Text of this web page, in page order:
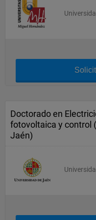
Doctorado en
fotovoltaica y control
Jaén)